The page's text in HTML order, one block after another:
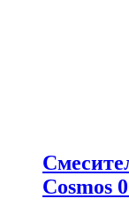
Cosmos